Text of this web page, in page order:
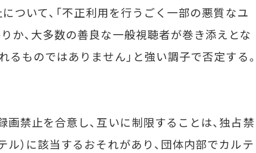
ついて、「不正利用を行うごく一部の悪質なユ
か、大多数の善良な一般視聴者が巻き添えとな
るものではありません」と強い調子で否定する。
禁止を合意し、互いに制限することは、独占禁
）に該当するおそれがあり、団体内部でカルテ